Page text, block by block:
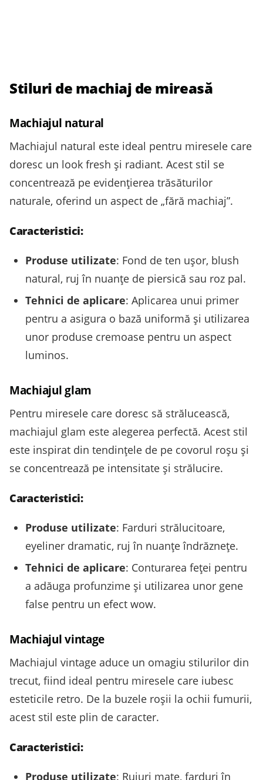
Stiluri de machiaj de mireasă
Machiajul natural
Machiajul natural este ideal pentru miresele care
doresc un look fresh și radiant. Acest stil se
concentrează pe evidențierea trăsăturilor
naturale, oferind un aspect de „fără machiaj”.
Caracteristici:
Produse utilizate: Fond de ten ușor, blush
natural, ruj în nuanțe de piersică sau roz pal.
Tehnici de aplicare: Aplicarea unui primer
pentru a asigura o bază uniformă și utilizarea
unor produse cremoase pentru un aspect
luminos.
Machiajul glam
Pentru miresele care doresc să strălucească,
machiajul glam este alegerea perfectă. Acest stil
este inspirat din tendințele de pe covorul roșu și
se concentrează pe intensitate și strălucire.
Caracteristici:
Produse utilizate: Farduri strălucitoare,
eyeliner dramatic, ruj în nuanțe îndrăznețe.
Tehnici de aplicare: Conturarea feței pentru
a adăuga profunzime și utilizarea unor gene
false pentru un efect wow.
Machiajul vintage
Machiajul vintage aduce un omagiu stilurilor din
trecut, fiind ideal pentru miresele care iubesc
esteticile retro. De la buzele roșii la ochii fumurii,
acest stil este plin de caracter.
Caracteristici:
Produse utilizate: Rujuri mate, farduri în